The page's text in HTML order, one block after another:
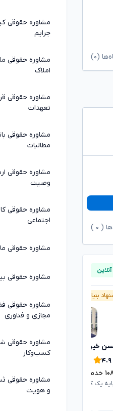
(۰)
( ۰
بنیاد وکلا
خیری
۴.۹
خدمت ارائه شده موفق
یک کانون وکلای دادگستری
مشاوره حقوقی
جرایم
مشاوره حقوقی
املاک
مشاوره حقوقی
تعهدات
مشاوره حقوقی
مطالبات
مشاوره حقوقی
وصیت
مشاوره حقوقی
اجتماعی
مشاوره حقوقی
مشاوره حقوقی
مشاوره حقوقی
مجازی و فناوری
مشاوره حقوقی
کسب‌وکار
مشاوره حقوقی
و هویت